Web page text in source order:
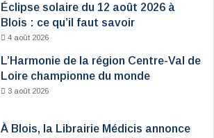
Éclipse solaire du 12 août 2026 à
Blois : ce qu’il faut savoir
4 août 2026
L’Harmonie de la région Centre-Val de
Loire championne du monde
3 août 2026
À Blois, la Librairie Médicis annonce